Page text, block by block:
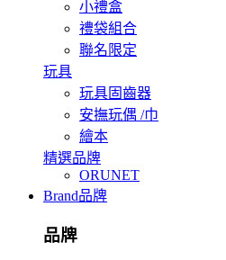
小禮盒
禮袋組合
聯名限定
玩具
玩具固齒器
安撫玩偶 /巾
繪本
精選品牌
ORUNET
Brand品牌
品牌